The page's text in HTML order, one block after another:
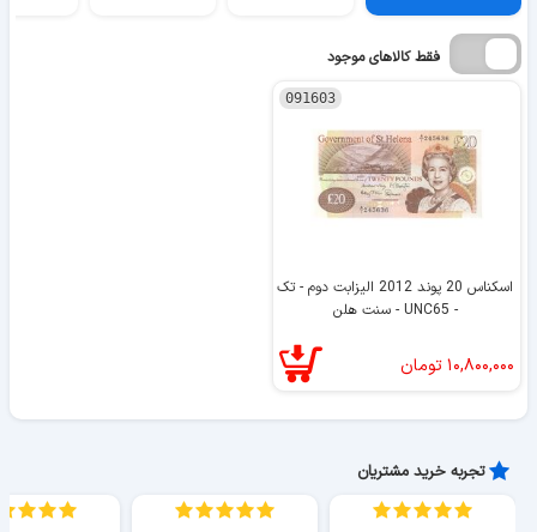
فقط کالاهای موجود
091603
اسکناس 20 پوند 2012 الیزابت دوم - تک
- UNC65 - سنت هلن
۱۰,۸۰۰,۰۰۰تومان
تجربه خرید مشتریان